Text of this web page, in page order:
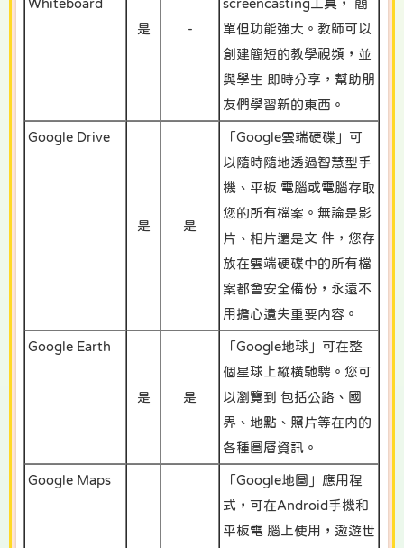
Whiteboard
是
-
screencasting工具， 簡
單但功能強大。教師可以
創建簡短的教學視頻，並
與學生 即時分享，幫助朋
友們學習新的東西。
Google Drive
是 是
「Google雲端硬碟」可
以隨時隨地透過智慧型手
機、平板 電腦或電腦存取
您的所有檔案。無論是影
片、相片還是文 件，您存
放在雲端硬碟中的所有檔
案都會安全備份，永遠不
用擔心遺失重要内容。
Google Earth
是 是
「Google地球」可在整
個星球上縱横馳騁。您可
以瀏覽到 包括公路、國
界、地點、照片等在内的
各種圖層資訊。
Google Maps
「Google地圖」應用程
式，可在Android手機和
平板電 腦上使用，遨遊世